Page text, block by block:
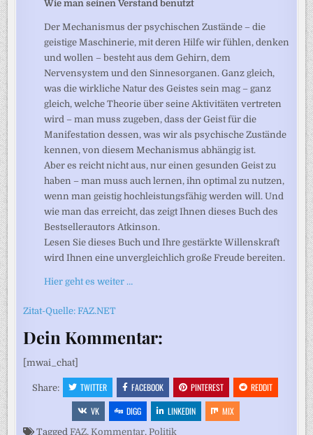
Wie man seinen Verstand benutzt
Der Mechanismus der psychischen Zustände – die
geistige Maschinerie, mit deren Hilfe wir fühlen, denken
und wollen – besteht aus dem Gehirn, dem
Nervensystem und den Sinnesorganen. Ganz gleich,
was die wirkliche Natur des Geistes sein mag – ganz
gleich, welche Theorie über seine Aktivitäten vertreten
wird – man muss zugeben, dass der Geist für die
Manifestation dessen, was wir als psychische Zustände
kennen, von diesem Mechanismus abhängig ist.
Aber es reicht nicht aus, nur einen gesunden Geist zu
haben – man muss auch lernen, ihn optimal zu nutzen,
wenn man geistig hochleistungsfähig werden will. Und
wie man das erreicht, das zeigt Ihnen dieses Buch des
Bestsellerautors Atkinson.
Lesen Sie dieses Buch und Ihre gestärkte Willenskraft
wird Ihnen eine unvergleichlich große Freude bereiten.
Hier geht es weiter …
Zitat-Quelle: FAZ.NET
Dein Kommentar:
[mwai_chat]
Share: TWITTER FACEBOOK PINTEREST
REDDIT
VK
DIGG LINKEDIN MIX
TaggedFAZ,Kommentar,Politik